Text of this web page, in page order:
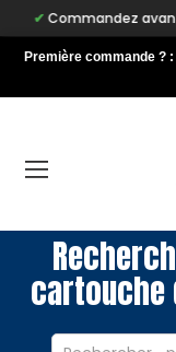
avant 15h, livré
Première commande ? :
cartouche